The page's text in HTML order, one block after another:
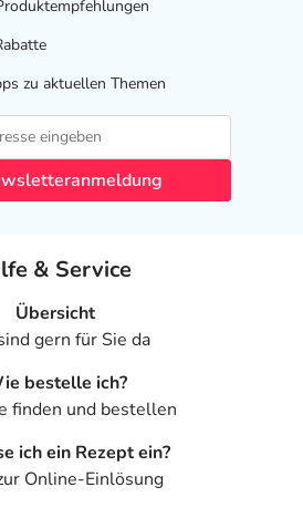
zu aktuellen Themen
& Service
Übersicht
gern für Sie da
bestelle ich?
finden und bestellen
ich ein Rezept ein?
Online-Einlösung